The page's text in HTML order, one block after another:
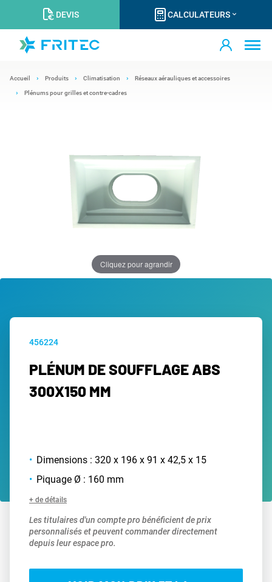
DEVIS CALCULATEURS
Accueil Produits Climatisation Réseaux aérauliques et accessoires
Plénums pour grilles et contre-cadres
Cliquez pour agrandir
456224
PLÉNUM DE SOUFFLAGE ABS
300X150 MM
Dimensions : 320 x 196 x 91 x 42,5 x 15
Piquage Ø : 160 mm
+ de détails
Les titulaires d'un compte pro bénéficient de prix
personnalisés et peuvent commander directement
depuis leur espace pro.